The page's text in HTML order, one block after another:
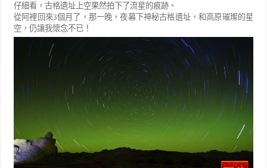
仔細看，古格遺址上空果然拍下了流星的痕跡。
從阿裡回來3個月了，那一晚，夜幕下神秘古格遺址，和高原璀璨的星
空，仍讓我懷念不已！